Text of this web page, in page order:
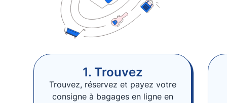
1. Trouvez
Trouvez, réservez et payez votre
consigne à bagages en ligne en